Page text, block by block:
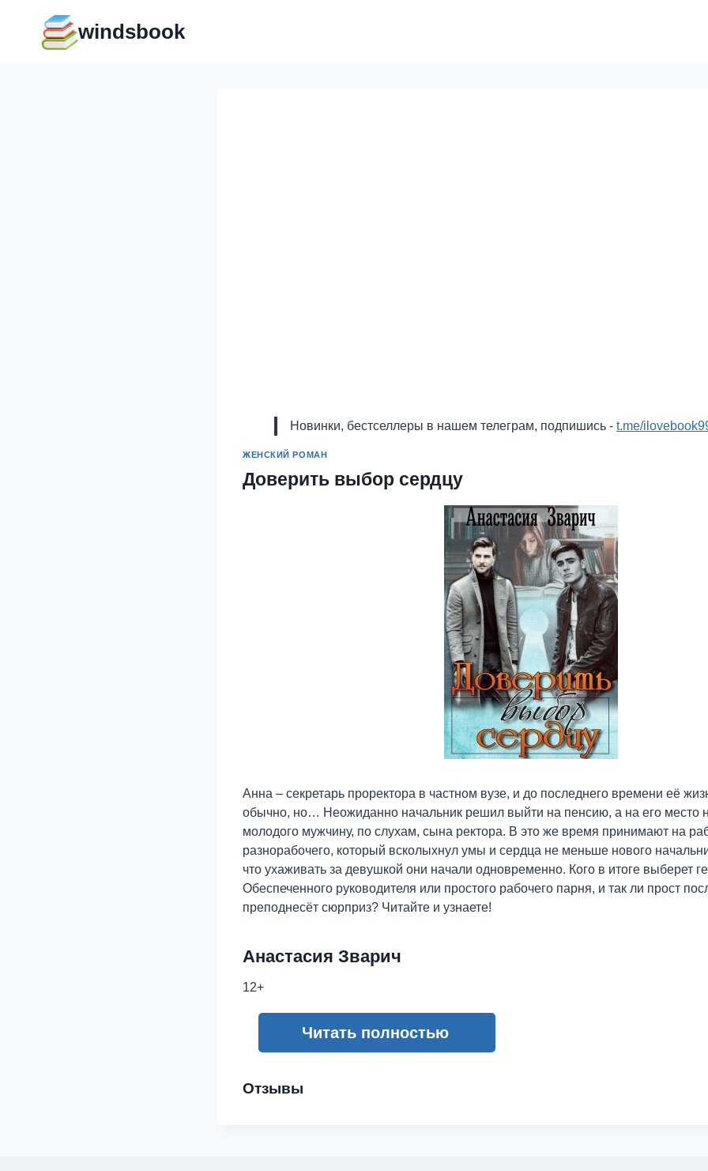
содержимому
windsbook
Новинки, бестселлеры в нашем телеграм, подпишись - t.me/
ЖЕНСКИЙ РОМАН
Доверить выбор сердцу
Анна – секретарь проректора в частном вузе, и до последнего времени её
обычно, но… Неожиданно начальник решил выйти на пенсию, а на его место
молодого мужчину, по слухам, сына ректора. В это же время принимают на
разнорабочего, который всколыхнул умы и сердца не меньше нового
что ухаживать за девушкой они начали одновременно. Кого в итоге выберет
Обеспеченного руководителя или простого рабочего парня, и так ли прост
преподнесёт сюрприз? Читайте и узнаете!
Анастасия Зварич
12+
Читать полностью
Отзывы